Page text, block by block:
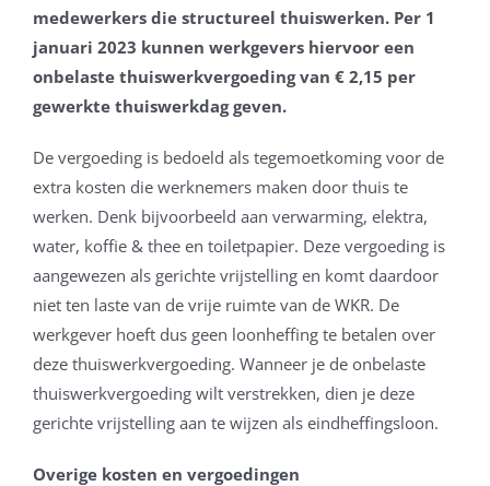
medewerkers die structureel thuiswerken. Per 1
januari 2023 kunnen werkgevers hiervoor een
onbelaste thuiswerkvergoeding van € 2,15 per
gewerkte thuiswerkdag geven.
De vergoeding is bedoeld als tegemoetkoming voor de
extra kosten die werknemers maken door thuis te
werken. Denk bijvoorbeeld aan verwarming, elektra,
water, koffie & thee en toiletpapier. Deze vergoeding is
aangewezen als gerichte vrijstelling en komt daardoor
niet ten laste van de vrije ruimte van de WKR. De
werkgever hoeft dus geen loonheffing te betalen over
deze thuiswerkvergoeding. Wanneer je de onbelaste
thuiswerkvergoeding wilt verstrekken, dien je deze
gerichte vrijstelling aan te wijzen als eindheffingsloon.
Overige kosten en vergoedingen